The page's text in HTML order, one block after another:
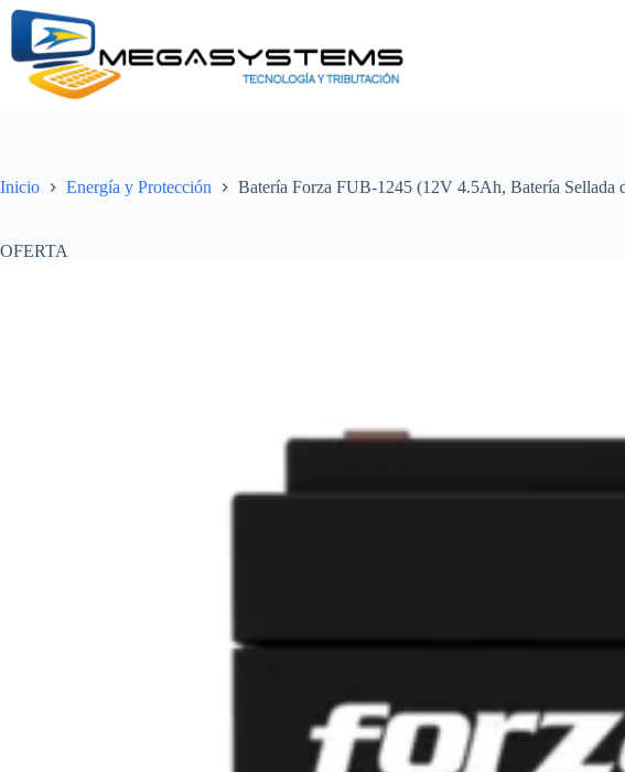
Saltar
contenido
Inicio Energía y Protección Batería Forza FUB-1245 (12V 4.5Ah, Batería Sellada
OFERTA